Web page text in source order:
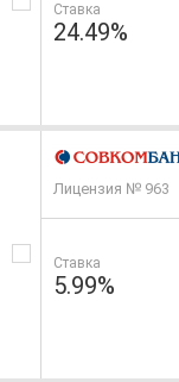
Ставка
24.49%
Лицензия № 963
Ставка
5.99%